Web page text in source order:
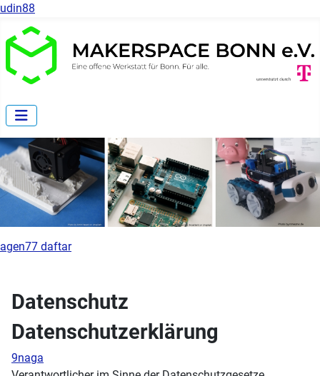
udin88
agen77 daftar
Datenschutz
Datenschutzerklärung
9naga